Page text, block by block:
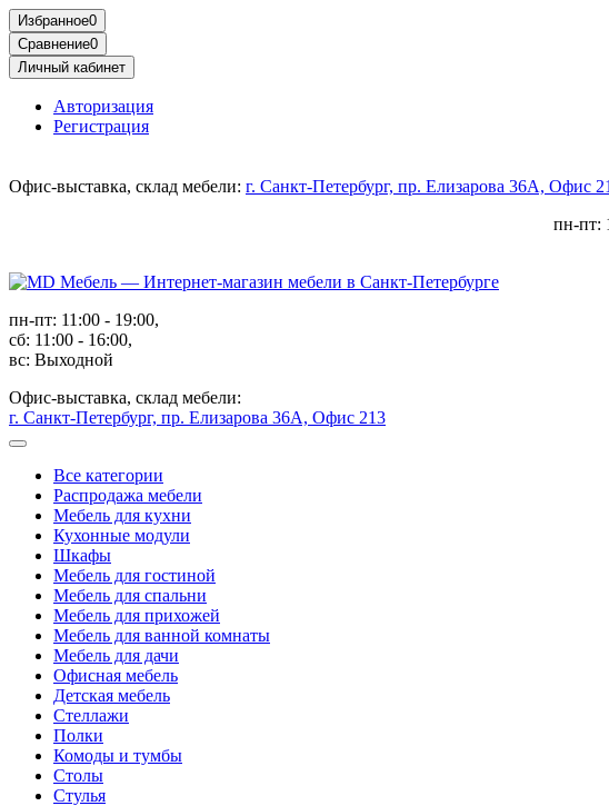
Избранное0
Сравнение0
Личный кабинет
Авторизация
Регистрация
Офис-выставка, склад мебели: г. Санкт-Петербург, пр. Елизарова 36А, Офис
пн-пт:
пн-пт: 11:00 - 19:00,
сб: 11:00 - 16:00,
вс: Выходной
Офис-выставка, склад мебели:
г. Санкт-Петербург, пр. Елизарова 36А, Офис 213
Все категории
Распродажа мебели
Мебель для кухни
Кухонные модули
Шкафы
Мебель для гостиной
Мебель для спальни
Мебель для прихожей
Мебель для ванной комнаты
Мебель для дачи
Офисная мебель
Детская мебель
Стеллажи
Полки
Комоды и тумбы
Столы
Стулья